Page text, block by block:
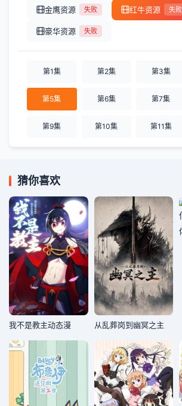
金鹰资源 失败 红牛资源 失败
豪华资源 失败
第1集 第2集 第3集
第5集 第6集 第7集
第9集 第10集 第11集
猜你喜欢
我不是教主动态漫 从乱葬岗到幽冥之主